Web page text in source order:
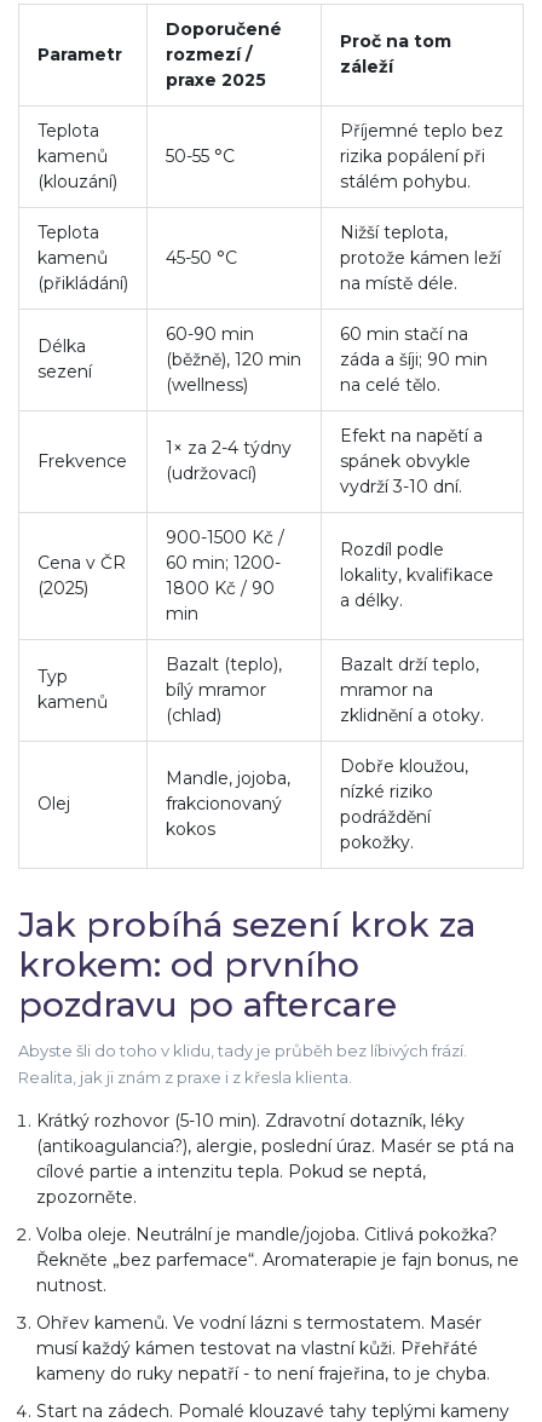
Parametr
Doporučené
rozmezí /
praxe 2025
Proč na tom
záleží
Teplota
kamenů
(klouzání)
50-55 °C
Příjemné teplo bez
rizika popálení při
stálém pohybu.
Teplota
kamenů
(přikládání)
45-50 °C
Nižší teplota,
protože kámen leží
na místě déle.
Délka
sezení
60-90 min
(běžně), 120 min
(wellness)
60 min stačí na
záda a šíji; 90 min
na celé tělo.
Frekvence
1× za 2-4 týdny
(udržovací)
Efekt na napětí a
spánek obvykle
vydrží 3-10 dní.
Cena v ČR
(2025)
900-1500 Kč /
60 min; 1200-
1800 Kč / 90
min
Rozdíl podle
lokality, kvalifikace
a délky.
Typ
kamenů
Bazalt (teplo),
bílý mramor
(chlad)
Bazalt drží teplo,
mramor na
zklidnění a otoky.
Olej
Mandle, jojoba,
frakcionovaný
kokos
Dobře kloužou,
nízké riziko
podráždění
pokožky.
Jak probíhá sezení krok za
krokem: od prvního
pozdravu po aftercare
Abyste šli do toho v klidu, tady je průběh bez líbivých frází.
Realita, jak ji znám z praxe i z křesla klienta.
Krátký rozhovor (5-10 min). Zdravotní dotazník, léky
(antikoagulancia?), alergie, poslední úraz. Masér se ptá na
cílové partie a intenzitu tepla. Pokud se neptá,
zpozorněte.
Volba oleje. Neutrální je mandle/jojoba. Citlivá pokožka?
Řekněte „bez parfemace“. Aromaterapie je fajn bonus, ne
nutnost.
Ohřev kamenů. Ve vodní lázni s termostatem. Masér
musí každý kámen testovat na vlastní kůži. Přehřáté
kameny do ruky nepatří - to není frajeřina, to je chyba.
Start na zádech. Pomalé klouzavé tahy teplými kameny